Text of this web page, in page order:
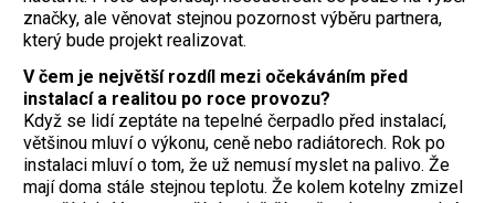
značky, ale věnovat stejnou pozornost výběru partnera,
který bude projekt realizovat.
V čem je největší rozdíl mezi očekáváním před
instalací a realitou po roce provozu?
Když se lidí zeptáte na tepelné čerpadlo před instalací,
většinou mluví o výkonu, ceně nebo radiátorech. Rok po
instalaci mluví o tom, že už nemusí myslet na palivo. Že
mají doma stále stejnou teplotu. Že kolem kotelny zmizel